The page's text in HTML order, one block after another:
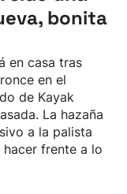
bonita
en casa tras
en el
de Kayak
La hazaña
a la palista
hacer frente a lo